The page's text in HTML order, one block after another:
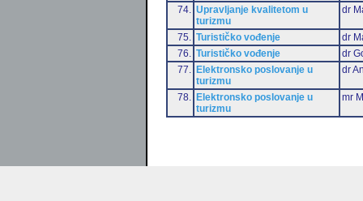
74.
Upravljanje kvalitetom u
turizmu
dr
75. Turističko vođenje
dr
76.
Turističko vođenje
dr
77.
Elektronsko poslovanje u
turizmu
dr
78.
Elektronsko poslovanje u
turizmu
mr